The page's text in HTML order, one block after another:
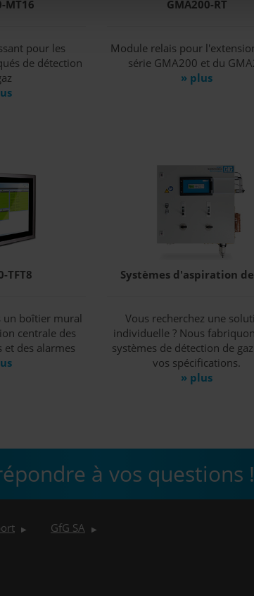
MT16
pour les
de détection
GMA200-RT
Module relais pour
série GMA200 et du
» plus
TFT8
un boîtier mural
centrale des
et des alarmes
Systèmes d'aspiration de
Vous recherchez une
individuelle ? Nous
systèmes de détection de
vos spécifications.
» plus
à vos questions
▶ GfG SA ▶